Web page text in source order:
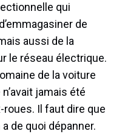
qui
de
aussi de la
le réseau électrique.
de la voiture
jamais été
roues. Il faut dire que
de quoi dépanner.